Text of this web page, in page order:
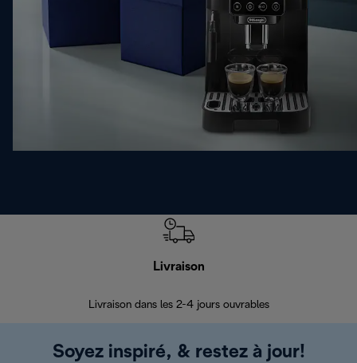
Livraison
Livraison dans les 2-4 jours ouvrables
Soyez inspiré, & restez à jour!